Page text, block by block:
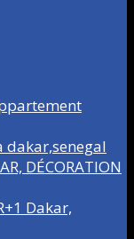
dakar,senegal
DÉCORATION
Dakar,